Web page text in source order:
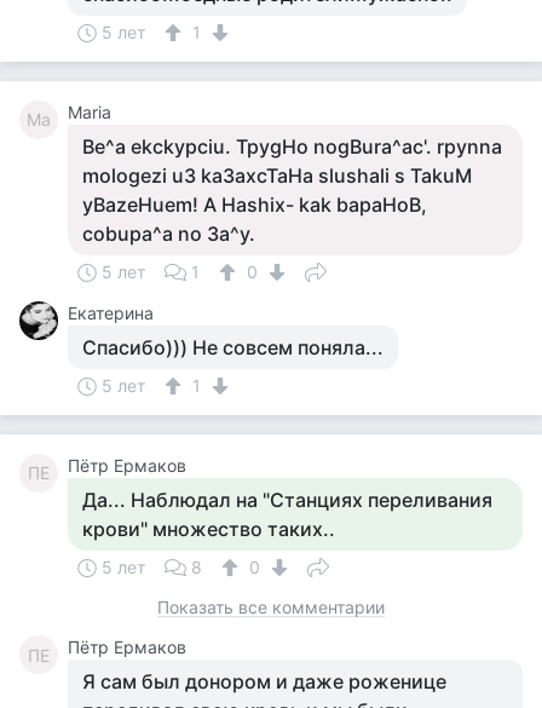
5 лет 1
Ma Maria
Be^a ekckypciu. TpygHo nogBura^ac'. rpynna
mologezi u3 ka3axcTaHa slushali s TakuM
yBazeHuem! A Hashix- kak bapaHoB,
cobupa^a no 3a^y.
5 лет 1
0
Екатерина
Спасибо))) Не совсем поняла...
5 лет 1
ПЕ Пётр Ермаков
Да... Наблюдал на "Станциях переливания
крови" множество таких..
5 лет 8
0
Показать все комментарии
ПЕ Пётр Ермаков
Я сам был донором и даже роженице